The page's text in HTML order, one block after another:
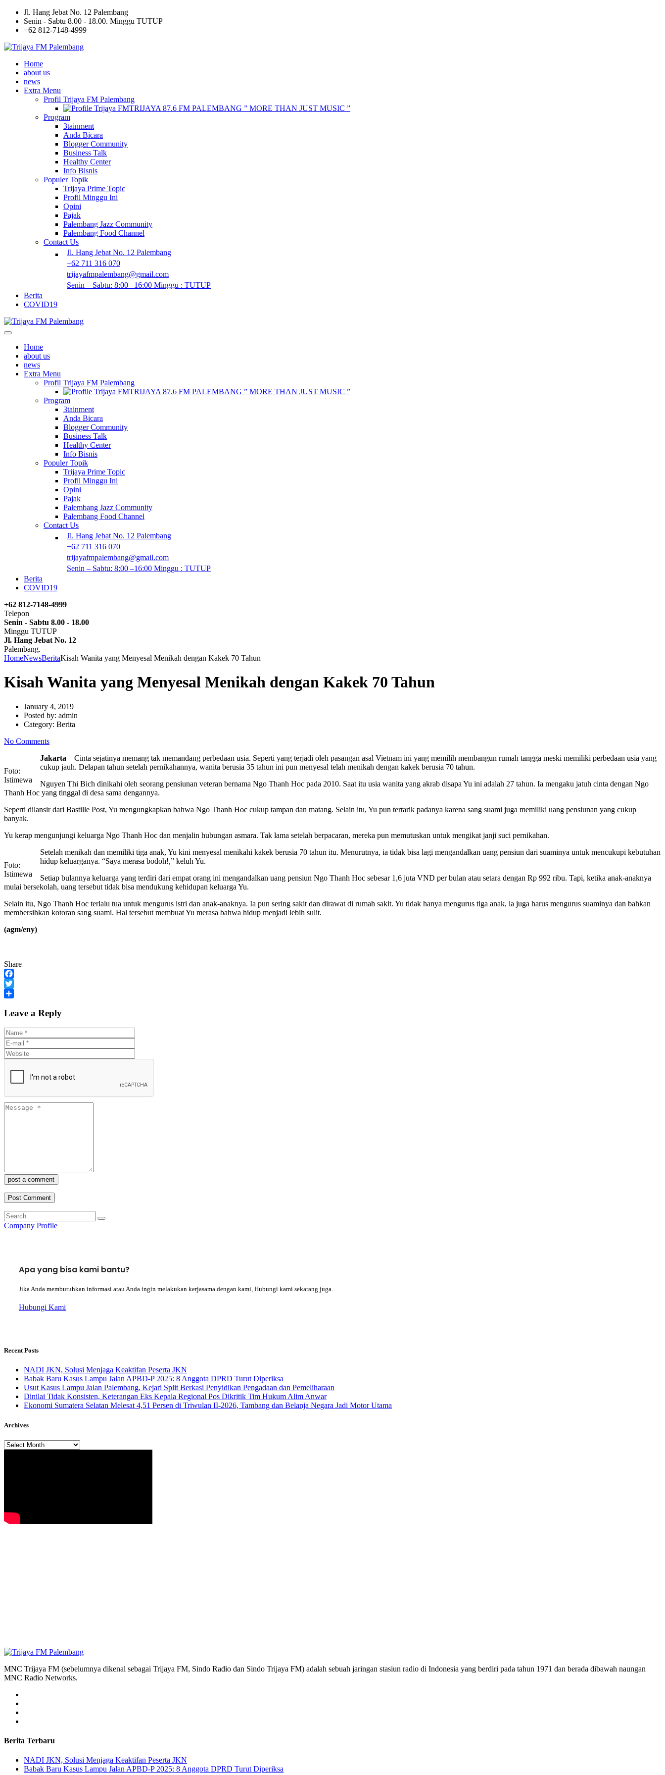
Jl. Hang Jebat No. 12 Palembang
Senin - Sabtu 8.00 - 18.00. Minggu TUTUP
+62 812-7148-4999
Home
about us
news
Extra Menu
Profil Trijaya FM Palembang
TRIJAYA 87.6 FM PALEMBANG ” MORE THAN JUST MUSIC ”
Program
3tainment
Anda Bicara
Blogger Community
Business Talk
Healthy Center
Info Bisnis
Populer Topik
Trijaya Prime Topic
Profil Minggu Ini
Opini
Pajak
Palembang Jazz Community
Palembang Food Channel
Contact Us
Jl. Hang Jebat No. 12 Palembang
+62 711 316 070
trijayafmpalembang@gmail.com
Senin – Sabtu: 8:00 –16:00 Minggu : TUTUP
Berita
COVID19
Home
about us
news
Extra Menu
Profil Trijaya FM Palembang
TRIJAYA 87.6 FM PALEMBANG ” MORE THAN JUST MUSIC ”
Program
3tainment
Anda Bicara
Blogger Community
Business Talk
Healthy Center
Info Bisnis
Populer Topik
Trijaya Prime Topic
Profil Minggu Ini
Opini
Pajak
Palembang Jazz Community
Palembang Food Channel
Contact Us
Jl. Hang Jebat No. 12 Palembang
+62 711 316 070
trijayafmpalembang@gmail.com
Senin – Sabtu: 8:00 –16:00 Minggu : TUTUP
Berita
COVID19
+62 812-7148-4999
Telepon
Senin - Sabtu 8.00 - 18.00
Minggu TUTUP
Jl. Hang Jebat No. 12
Palembang.
HomeNewsBeritaKisah Wanita yang Menyesal Menikah dengan Kakek 70 Tahun
Kisah Wanita yang Menyesal Menikah dengan Kakek 70 Tahun
January 4, 2019
Posted by: admin
Category: Berita
No Comments
Foto:
Istimewa
Jakarta – Cinta sejatinya memang tak memandang perbedaan usia. Seperti yang terjadi oleh pasangan asal Vietnam ini yang memilih membangun rumah tangga meski memiliki perbedaan usia yang
cukup jauh. Delapan tahun setelah pernikahannya, wanita berusia 35 tahun ini pun menyesal telah menikah dengan kakek berusia 70 tahun.
Nguyen Thi Bich dinikahi oleh seorang pensiunan veteran bernama Ngo Thanh Hoc pada 2010. Saat itu usia wanita yang akrab disapa Yu ini adalah 27 tahun. Ia mengaku jatuh cinta dengan Ngo
Thanh Hoc yang tinggal di desa sama dengannya.
Seperti dilansir dari Bastille Post, Yu mengungkapkan bahwa Ngo Thanh Hoc cukup tampan dan matang. Selain itu, Yu pun tertarik padanya karena sang suami juga memiliki uang pensiunan yang cukup
banyak.
Yu kerap mengunjungi keluarga Ngo Thanh Hoc dan menjalin hubungan asmara. Tak lama setelah berpacaran, mereka pun memutuskan untuk mengikat janji suci pernikahan.
Foto:
Istimewa
Setelah menikah dan memiliki tiga anak, Yu kini menyesal menikahi kakek berusia 70 tahun itu. Menurutnya, ia tidak bisa lagi mengandalkan uang pensiun dari suaminya untuk mencukupi kebutuhan
hidup keluarganya. “Saya merasa bodoh!,” keluh Yu.
Setiap bulannya keluarga yang terdiri dari empat orang ini mengandalkan uang pensiun Ngo Thanh Hoc sebesar 1,6 juta VND per bulan atau setara dengan Rp 992 ribu. Tapi, ketika anak-anaknya
mulai bersekolah, uang tersebut tidak bisa mendukung kehidupan keluarga Yu.
Selain itu, Ngo Thanh Hoc terlalu tua untuk mengurus istri dan anak-anaknya. Ia pun sering sakit dan dirawat di rumah sakit. Yu tidak hanya mengurus tiga anak, ia juga harus mengurus suaminya dan bahkan
membersihkan kotoran sang suami. Hal tersebut membuat Yu merasa bahwa hidup menjadi lebih sulit.
(agm/eny)
Share
Facebook
Twitter
Leave a Reply
post a comment
Company Profile
Apa yang bisa kami bantu?
Jika Anda membutuhkan informasi atau Anda ingin melakukan kerjasama dengan kami, Hubungi kami sekarang juga.
Hubungi Kami
Recent Posts
NADI JKN, Solusi Menjaga Keaktifan Peserta JKN
Babak Baru Kasus Lampu Jalan APBD-P 2025: 8 Anggota DPRD Turut Diperiksa
Usut Kasus Lampu Jalan Palembang, Kejari Split Berkasi Penyidikan Pengadaan dan Pemeliharaan
Dinilai Tidak Konsisten, Keterangan Eks Kepala Regional Pos Dikritik Tim Hukum Alim Anwar
Ekonomi Sumatera Selatan Melesat 4,51 Persen di Triwulan II-2026, Tambang dan Belanja Negara Jadi Motor Utama
Archives
Archives
MNC Trijaya FM (sebelumnya dikenal sebagai Trijaya FM, Sindo Radio dan Sindo Trijaya FM) adalah sebuah jaringan stasiun radio di Indonesia yang berdiri pada tahun 1971 dan berada dibawah naungan
MNC Radio Networks.
Berita Terbaru
NADI JKN, Solusi Menjaga Keaktifan Peserta JKN
Babak Baru Kasus Lampu Jalan APBD-P 2025: 8 Anggota DPRD Turut Diperiksa